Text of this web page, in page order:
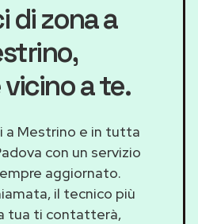
di zona a
,
a te.
a Mestrino e in tutta
con un servizio
aggiornato.
il tecnico più
tua ti contatterà,